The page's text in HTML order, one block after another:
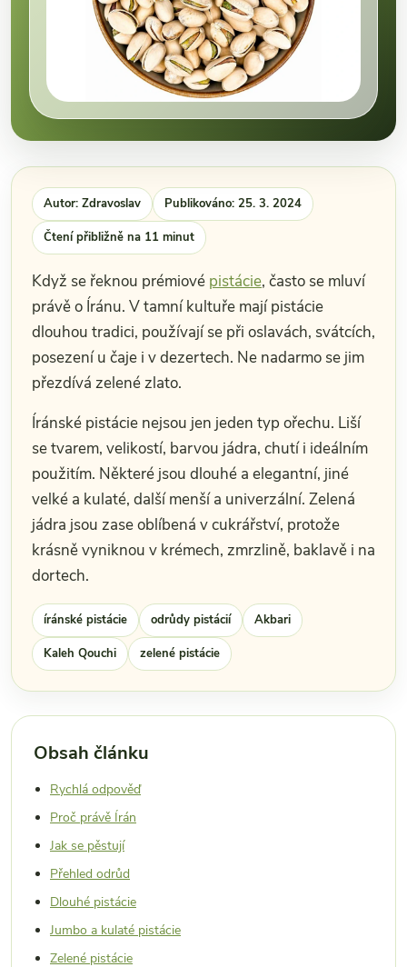
Autor: Zdravoslav Publikováno: 25. 3. 2024
Čtení přibližně na 11 minut
Když se řeknou prémiové pistácie, často se mluví
právě o Íránu. V tamní kultuře mají pistácie
dlouhou tradici, používají se při oslavách, svátcích,
posezení u čaje i v dezertech. Ne nadarmo se jim
přezdívá zelené zlato.
Íránské pistácie nejsou jen jeden typ ořechu. Liší
se tvarem, velikostí, barvou jádra, chutí i ideálním
použitím. Některé jsou dlouhé a elegantní, jiné
velké a kulaté, další menší a univerzální. Zelená
jádra jsou zase oblíbená v cukrářství, protože
krásně vyniknou v krémech, zmrzlině, baklavě i na
dortech.
íránské pistácie odrůdy pistácií Akbari
Kaleh Qouchi zelené pistácie
Obsah článku
Rychlá odpověď
Proč právě Írán
Jak se pěstují
Přehled odrůd
Dlouhé pistácie
Jumbo a kulaté pistácie
Zelené pistácie